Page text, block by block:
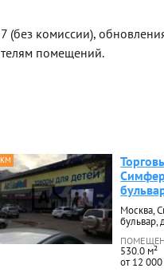
комиссии),
помещений.
Москва,
бульвар,
530.0 м²
от 12